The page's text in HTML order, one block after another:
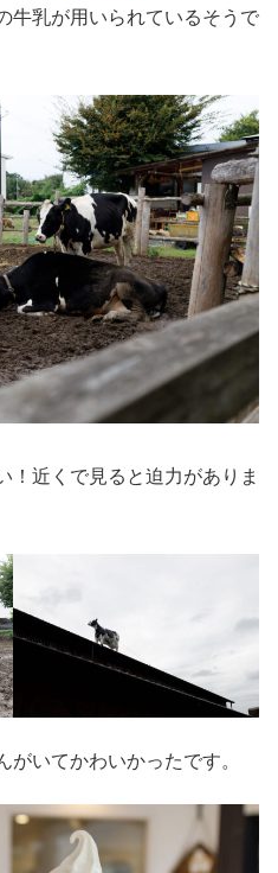
牛乳が用いられているそうで
！近くで見ると迫力がありま
いてかわいかったです。